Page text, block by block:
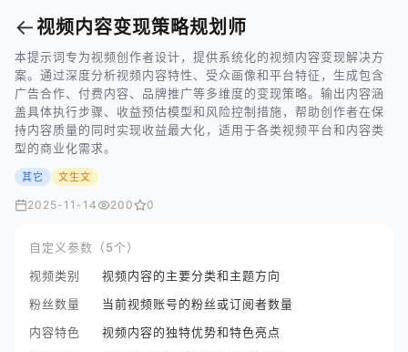
←视频内容变现策略规划师
本提示词专为视频创作者设计，提供系统化的视频内容变现解决方
案。通过深度分析视频内容特性、受众画像和平台特征，生成包含
广告合作、付费内容、品牌推广等多维度的变现策略。输出内容涵
盖具体执行步骤、收益预估模型和风险控制措施，帮助创作者在保
持内容质量的同时实现收益最大化，适用于各类视频平台和内容类
型的商业化需求。
其它 文生文
2025-11-14 200 0
自定义参数（5个）
视频类别
视频内容的主要分类和主题方向
粉丝数量
当前视频账号的粉丝或订阅者数量
内容特色
视频内容的独特优势和特色亮点